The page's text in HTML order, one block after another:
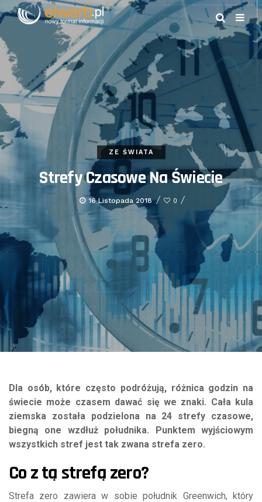
ZE ŚWIATA
Strefy Czasowe Na Świecie
16 Listopada 2018 0
Dla osób, które często podróżują, różnica godzin na
świecie może czasem dawać się we znaki. Cała kula
ziemska została podzielona na 24 strefy czasowe,
biegną one wzdłuż południka. Punktem wyjściowym
wszystkich stref jest tak zwana strefa zero.
Co z tą strefą zero?
Strefa zero zawiera w sobie południk Greenwich, który